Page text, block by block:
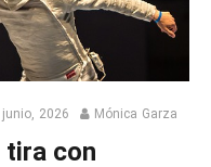
junio, 2026 Mónica Garza
tira con